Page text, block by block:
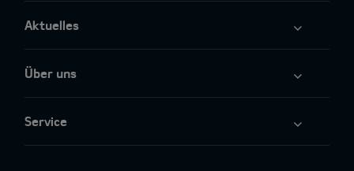
Aktuelles
Über uns
Service